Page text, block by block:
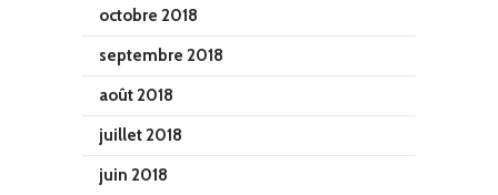
octobre 2018
septembre 2018
août 2018
juillet 2018
juin 2018